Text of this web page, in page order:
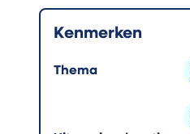
Kenmerken
Thema